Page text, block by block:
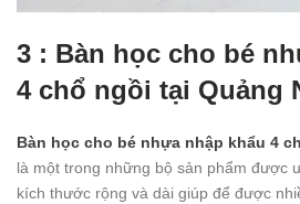
3 : Bàn học cho bé
4 chổ ngồi tại Quảng
Bàn học cho bé nhựa nhập khẩu 4
là một trong những bộ sản phẩm được
kích thước rộng và dài giúp để được